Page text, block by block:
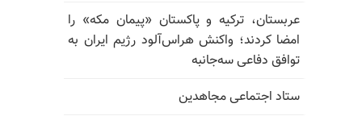
عربستان، ترکیه و پاکستان «پیمان مکه» را
امضا کردند؛ واکنش هراس‌آلود رژیم ایران به
توافق دفاعی سه‌جانبه
ستاد اجتماعی مجاهدین